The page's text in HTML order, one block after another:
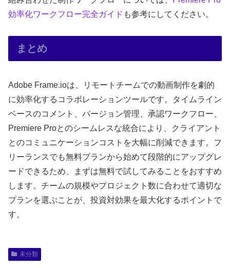
効率化ワークフロー完全ガイド も参考にしてください。
まとめ
Adobe Frame.ioは、リモートチームでの動画制作を劇的
に効率化するコラボレーションツールです。タイムライン
ベースのコメント、バージョン管理、承認ワークフロー、
Premiere Proとのシームレスな統合により、クライアント
とのコミュニケーションコストを大幅に削減できます。フ
リーランスでも無料プランから始めて段階的にアップグレ
ードできるため、まずは無料で試してみることをおすすめ
します。チームの規模やプロジェクト数に合わせて適切な
プランを選ぶことが、投資対効果を最大化するポイントで
す。
未分類